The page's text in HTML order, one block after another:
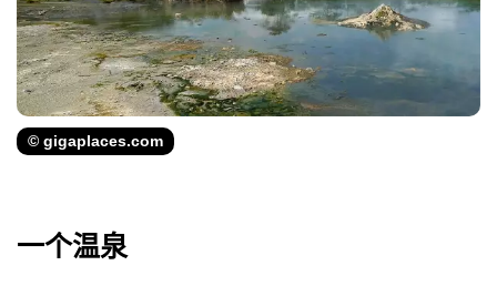
© gigaplaces.com
一个温泉